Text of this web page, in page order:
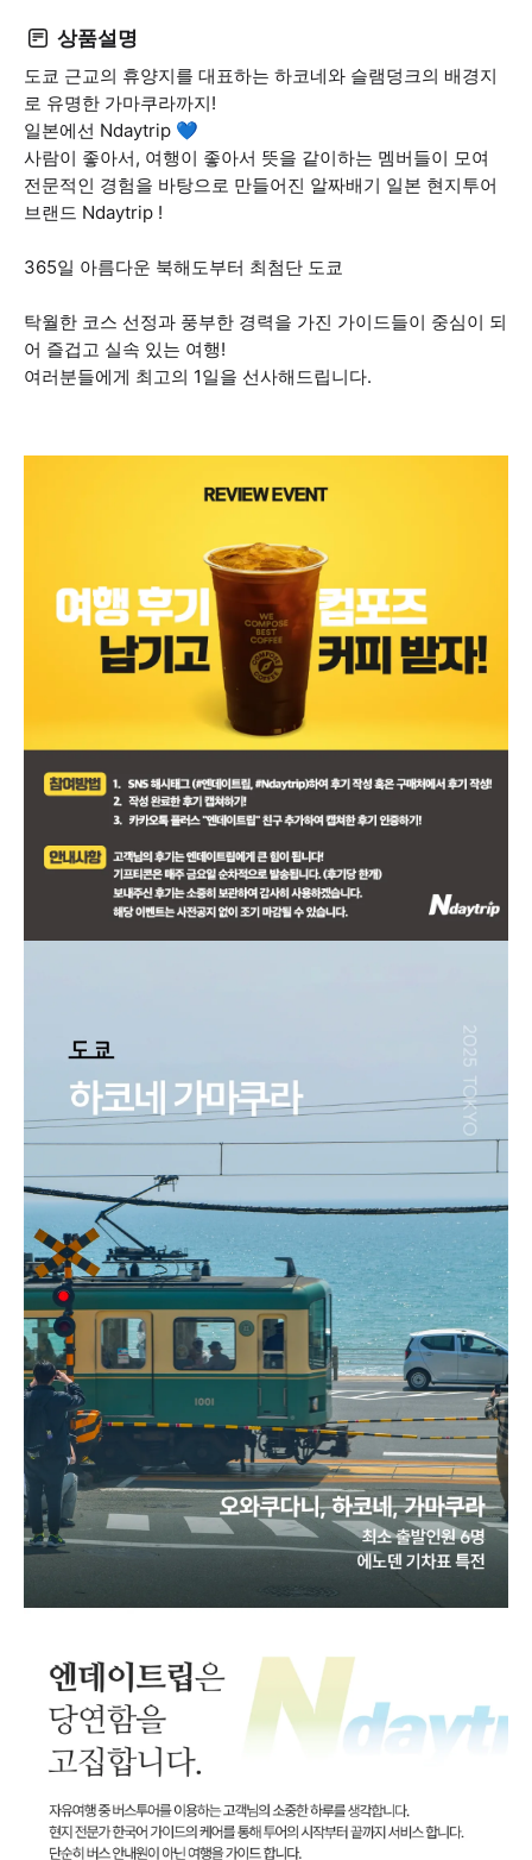
상품설명
도쿄 근교의 휴양지를 대표하는 하코네와 슬램덩크의 배경지
로 유명한 가마쿠라까지!
일본에선 Ndaytrip 💙
사람이 좋아서, 여행이 좋아서 뜻을 같이하는 멤버들이 모여
전문적인 경험을 바탕으로 만들어진 알짜배기 일본 현지투어
브랜드 Ndaytrip !
365일 아름다운 북해도부터 최첨단 도쿄
탁월한 코스 선정과 풍부한 경력을 가진 가이드들이 중심이 되
어 즐겁고 실속 있는 여행!
여러분들에게 최고의 1일을 선사해드립니다.